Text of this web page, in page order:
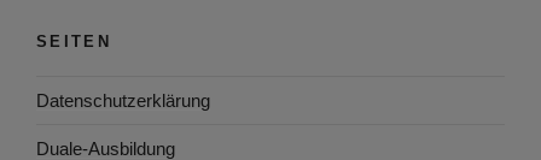
SEITEN
Datenschutzerklärung
Duale-Ausbildung